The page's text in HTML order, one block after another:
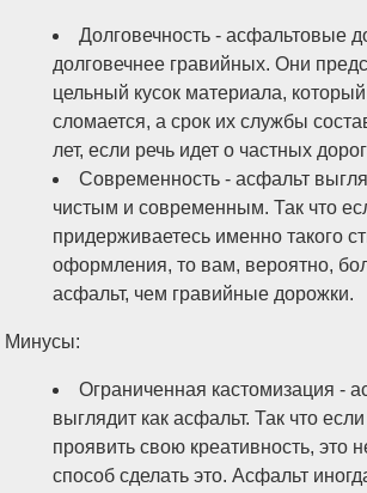
Долговечность - асфальтовые
долговечнее гравийных. Они
цельный кусок материала,
сломается, а срок их службы
лет, если речь идет о частных
Современность - асфальт
чистым и современным. Так что
придерживаетесь именно такого
оформления, то вам, вероятно,
асфальт, чем гравийные дорожки.
Минусы:
Ограниченная кастомизация -
выглядит как асфальт. Так что
проявить свою креативность, это
способ сделать это. Асфальт